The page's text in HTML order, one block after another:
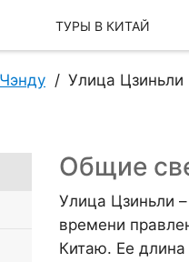
ТУРЫ В КИТАЙ
Чэнду Улица Цзиньли
Общие
Улица Цзиньли
времени
Китаю. Ее длина